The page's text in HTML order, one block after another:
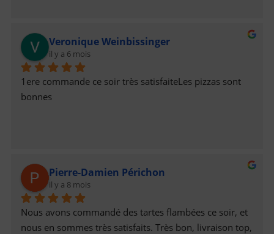
Veronique Weinbissinger
il y a 6 mois
1ere commande ce soir très satisfaiteLes pizzas sont
bonnes
Pierre-Damien Périchon
il y a 8 mois
Nous avons commandé des tartes flambées ce soir, et
nous en sommes très satisfaits. Très bon, livraison top,